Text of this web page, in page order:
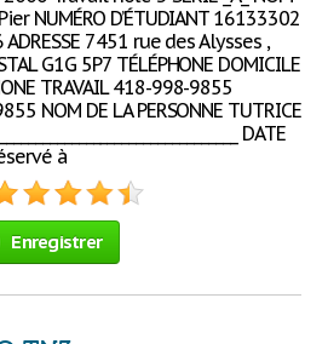
NUMÉRO D’ÉTUDIANT 16133302
7451 rue des Alysses ,
G1G 5P7 TÉLÉPHONE DOMICILE
TRAVAIL 418-998-9855
NOM DE LA PERSONNE TUTRICE
DATE
à
Enregistrer